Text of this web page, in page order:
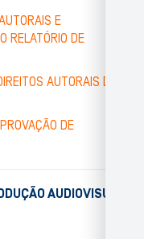
E
RELATÓRIO DE
AUTORAIS DE
DE
AUDIOVISUAL